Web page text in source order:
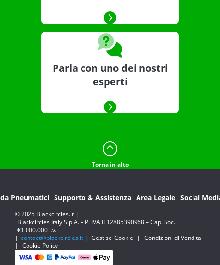
Parla con uno dei nostri
esperti
Torna in alto
Pneumatici Supporto & Assistenza Area Legale Social
© 2025 Blackcircles.it |
Blackcircles Italy S.p.A. – P. IVA IT12885390968 – Cap. Soc.
€1.000.000 i.v.
| contact@blackcircles.it | Gestisci Cookie |
Condizioni di Vendita
|
Cookie Policy